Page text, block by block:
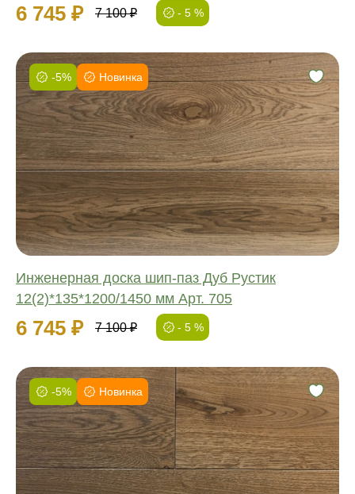
6 745 ₽ 7 100 ₽ - 5 %
-5% Новинка
Инженерная доска шип-паз Дуб Рустик
12(2)*135*1200/1450 мм Арт. 705
6 745 ₽ 7 100 ₽ - 5 %
Фаска:
Соединение:
Обработка:
Длина:
Ширина:
Толщина:
-5% Новинка
Фаска:
Соединение:
Обработка:
Длина:
Ширина: